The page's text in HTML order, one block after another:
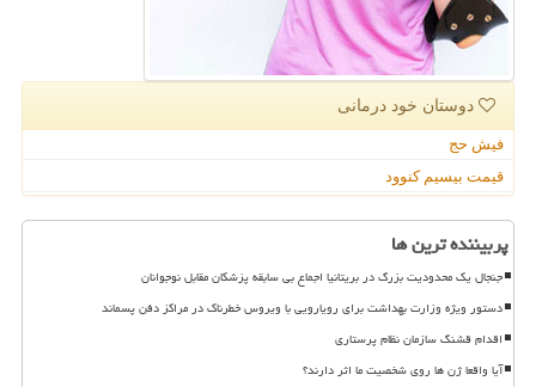
دوستان خود درمانی
فیش حج
قیمت بیسیم کنوود
پربیننده ترین ها
جنجال یک محدودیت بزرگ در بریتانیا اجماع بی سابقه پزشکان مقابل نوجوانان
دستور ویژه وزارت بهداشت برای رویارویی با ویروس خطرناک در مراکز دفن پسماند
اقدام قشنگ سازمان نظام پرستاری
آیا واقعا ژن ها روی شخصیت ما اثر دارند؟